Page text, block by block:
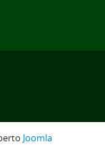
Joomla